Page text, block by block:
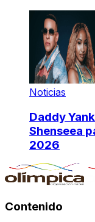
Noticias
Daddy
Shenseea
2026
Contenido